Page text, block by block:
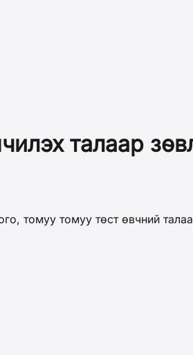
талаар
томуу томуу төст өвчний